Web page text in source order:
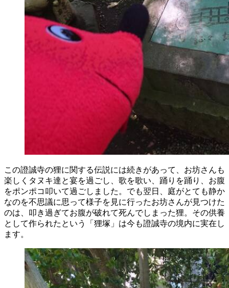
この證誠寺の狸に関する伝説には続きがあって、お坊さんも
楽しくタヌキ達と宴を過ごし、歌を歌い、踊りを踊り、お腹
をポンポコ叩いて過ごしました。でも翌日、庭がとても静か
なのを不思議に思って様子を見に行ったお坊さんが見つけた
のは、叩き過ぎてお腹が破れて死んでしまった狸。その供養
として作られたという「狸塚」は今も證誠寺の境内に実在し
ます。